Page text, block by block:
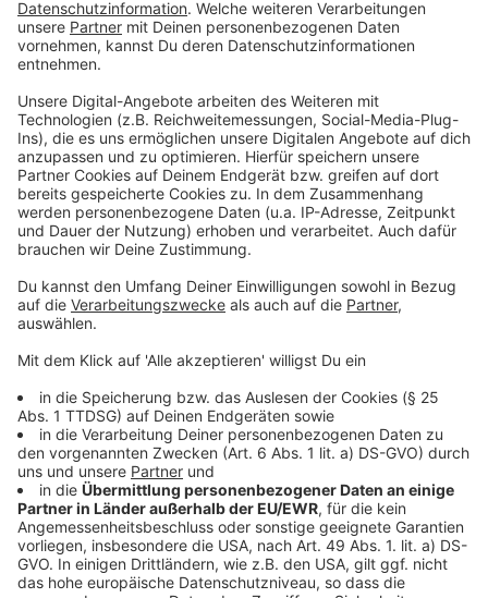
Für die Nutzung einfach das Ticket aus dem Flyer
ausschneiden und auf die Rückseite den Wohn- und
Schulort schreiben. Das Ticket ist dazu da, dass die
Kinder die richtigen Verhaltensregeln für den
Straßenverkehr lernen und sich den Hin- und Rückweg
von Zuhause bis zur Schule einprägen.
Anzeige
Fahrt Online planen
Anzeige
Die Fahrplanauskunft auf www.westfalentarif.de
macht es möglich die Route schon vorab online zu
planen. Man muss einfach nur den Start und das Ziel
eingeben, dann werden einem alle Verbindungen,
Abfahrtszeiten sowie die Dauer der Fahrt und die
Ankunftszeit angezeigt.
Anzeige